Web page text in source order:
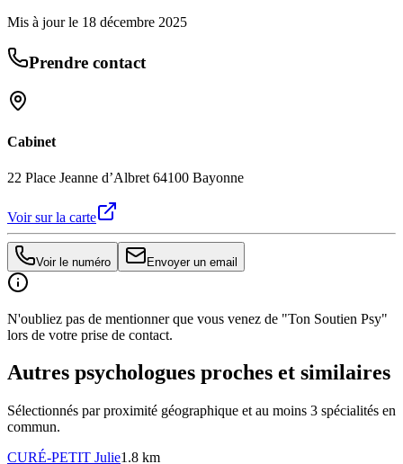
Mis à jour le 18 décembre 2025
Prendre contact
Cabinet
22 Place Jeanne d’Albret 64100 Bayonne
Voir sur la carte
Voir le numéro Envoyer un email
N'oubliez pas de mentionner que vous venez de "Ton Soutien Psy"
lors de votre prise de contact.
Autres psychologues proches et similaires
Sélectionnés par proximité géographique et au moins 3 spécialités en
commun.
CURÉ-PETIT Julie1.8 km